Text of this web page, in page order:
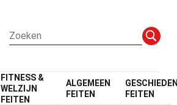
FITNESS &
WELZIJN
FEITEN
ALGEMEEN
FEITEN
FEITEN